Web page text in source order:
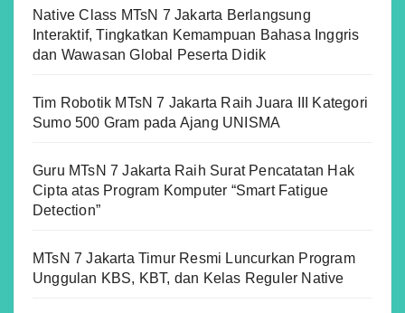
Native Class MTsN 7 Jakarta Berlangsung
Interaktif, Tingkatkan Kemampuan Bahasa Inggris
dan Wawasan Global Peserta Didik
Tim Robotik MTsN 7 Jakarta Raih Juara III Kategori
Sumo 500 Gram pada Ajang UNISMA
Guru MTsN 7 Jakarta Raih Surat Pencatatan Hak
Cipta atas Program Komputer “Smart Fatigue
Detection”
MTsN 7 Jakarta Timur Resmi Luncurkan Program
Unggulan KBS, KBT, dan Kelas Reguler Native